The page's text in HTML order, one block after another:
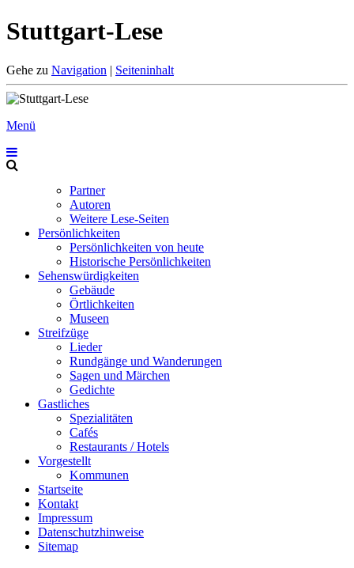
Stuttgart-Lese
Gehe zu Navigation | Seiteninhalt
Menü
Partner
Autoren
Weitere Lese-Seiten
Persönlichkeiten
Persönlichkeiten von heute
Historische Persönlichkeiten
Sehenswürdigkeiten
Gebäude
Örtlichkeiten
Museen
Streifzüge
Lieder
Rundgänge und Wanderungen
Sagen und Märchen
Gedichte
Gastliches
Spezialitäten
Cafés
Restaurants / Hotels
Vorgestellt
Kommunen
Startseite
Kontakt
Impressum
Datenschutzhinweise
Sitemap